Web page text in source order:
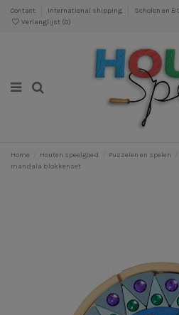
Contact International shipping Scholen en
Verlanglijst (0)
Home Houten speelgoed Puzzelen en spelen
mandala blokkenset